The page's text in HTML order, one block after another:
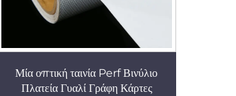
Μία οπτική ταινία Perf Βινύλιο
Πλατεία Γυαλί Γράφη Κάρτες